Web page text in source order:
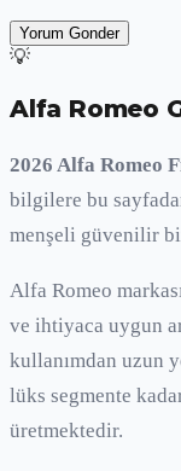
Yorum Gonder
💡
Alfa Romeo
2026 Alfa Romeo
bilgilere bu
menşeli güvenilir
Alfa Romeo
ve ihtiyaca uygun
kullanımdan uzun
lüks segmente
üretmektedir.